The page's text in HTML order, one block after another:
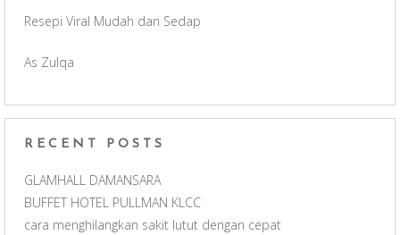
m
n
Resepi Viral Mudah dan Sedap
As Zulqa
RECENT POSTS
GLAMHALL DAMANSARA
BUFFET HOTEL PULLMAN KLCC
cara menghilangkan sakit lutut dengan cepat